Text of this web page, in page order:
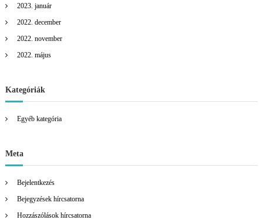
2023. január
2022. december
2022. november
2022. május
Kategóriák
Egyéb kategória
Meta
Bejelentkezés
Bejegyzések hírcsatorna
Hozzászólások hírcsatorna